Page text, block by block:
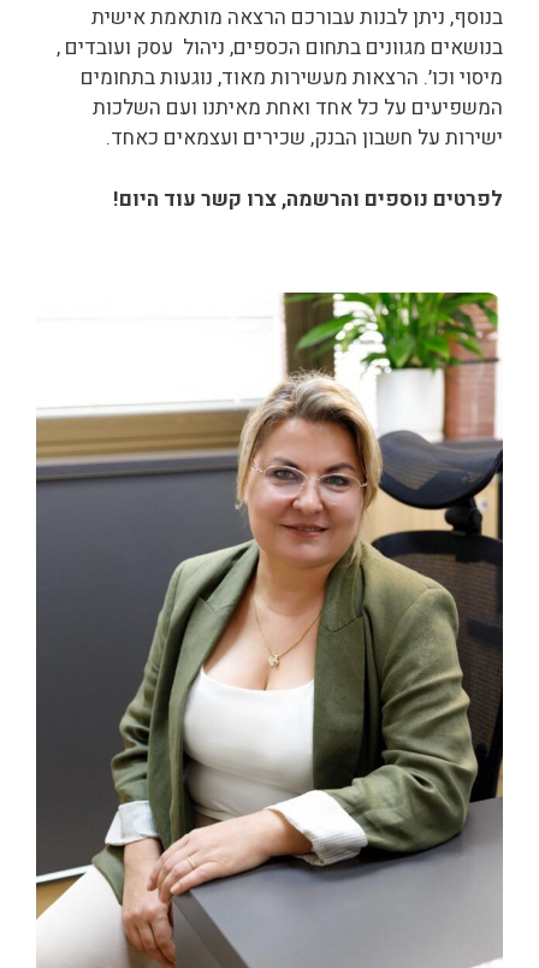
בנוסף, ניתן לבנות עבורכם הרצאה מותאמת אישית
בנושאים מגוונים בתחום הכספים, ניהול עסק ועובדים ,
מיסוי וכו׳. הרצאות מעשירות מאוד, נוגעות בתחומים
המשפיעים על כל אחד ואחת מאיתנו ועם השלכות
ישירות על חשבון הבנק, שכירים ועצמאים כאחד.
לפרטים נוספים והרשמה, צרו קשר עוד היום!